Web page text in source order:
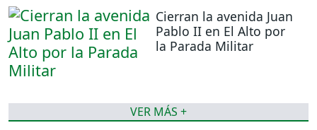
Cierran la avenida Juan
Pablo II en El Alto por
la Parada Militar
VER MÁS +